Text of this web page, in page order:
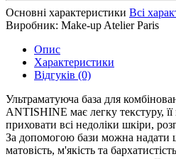
Основні характеристики Всі
Виробник: Make-up Atelier Paris
Опис
Характеристики
Відгуків (0)
Ультраматуюча база для
ANTISHINE має легку текстуру, її
приховати всі недоліки шкіри,
За допомогою бази можна надати
матовість, м'якість та